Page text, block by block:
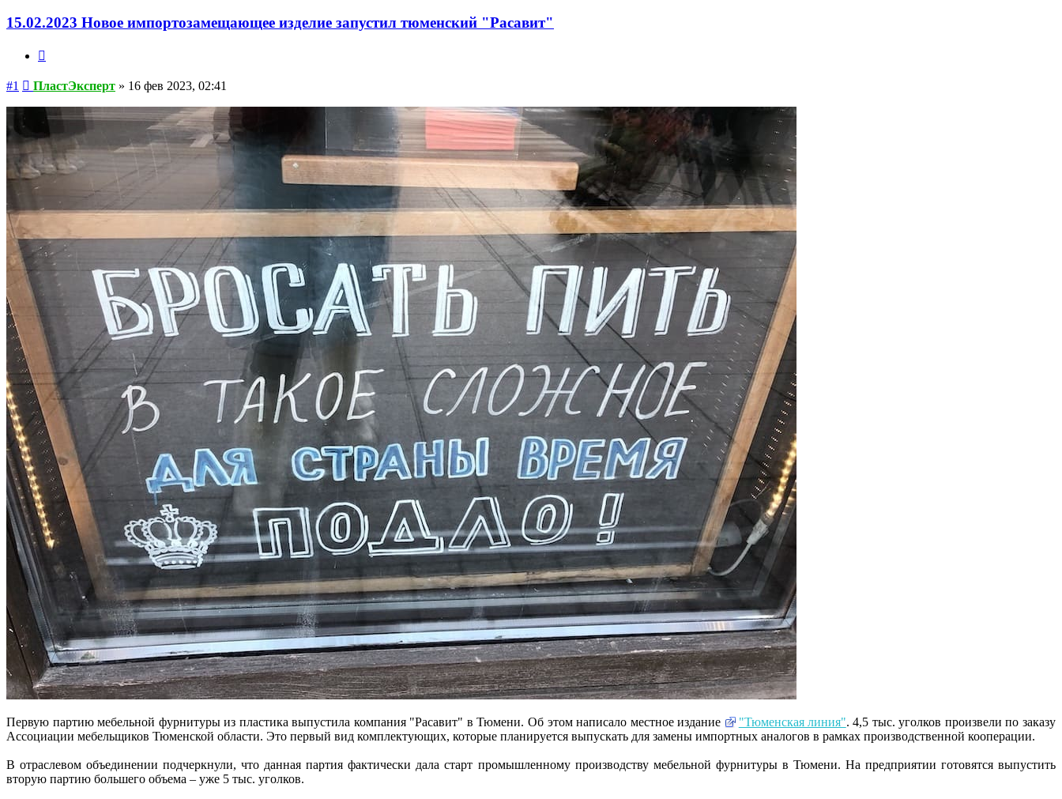
15.02.2023 Новое импортозамещающее изделие запустил тюменский "Расавит"
#1 Сообщение
ПластЭксперт » 16 фев 2023, 02:41
Первую партию мебельной фурнитуры из пластика выпустила компания "Расавит" в Тюмени. Об этом написало местное издание "Тюменская линия". 4,5 тыс. уголков произвели по заказу
Ассоциации мебельщиков Тюменской области. Это первый вид комплектующих, которые планируется выпускать для замены импортных аналогов в рамках производственной кооперации.
В отраслевом объединении подчеркнули, что данная партия фактически дала старт промышленному производству мебельной фурнитуры в Тюмени. На предприятии готовятся выпустить
вторую партию большего объема – уже 5 тыс. уголков.